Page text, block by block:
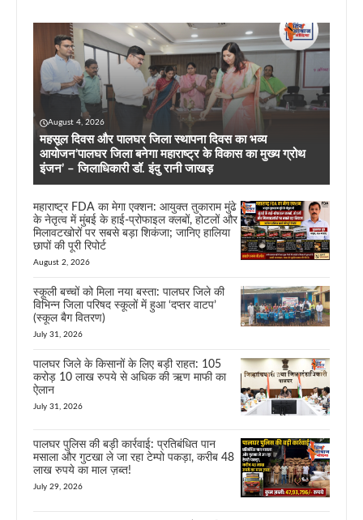
August 4, 2026
महसूल दिवस और पालघर जिला स्थापना दिवस का भव्य
आयोजन’पालघर जिला बनेगा महाराष्ट्र के विकास का मुख्य ग्रोथ
इंजन’ – जिलाधिकारी डॉ. इंदु रानी जाखड़
महाराष्ट्र FDA का मेगा एक्शन: आयुक्त तुकाराम मुंढे
के नेतृत्व में मुंबई के हाई-प्रोफाइल क्लबों, होटलों और
मिलावटखोरों पर सबसे बड़ा शिकंजा; जानिए हालिया
छापों की पूरी रिपोर्ट
August 2, 2026
स्कूली बच्चों को मिला नया बस्ता: पालघर जिले की
विभिन्न जिला परिषद स्कूलों में हुआ ‘दप्तर वाटप’
(स्कूल बैग वितरण)
July 31, 2026
पालघर जिले के किसानों के लिए बड़ी राहत: 105
करोड़ 10 लाख रुपये से अधिक की ऋण माफी का
ऐलान
July 31, 2026
पालघर पुलिस की बड़ी कार्रवाई: प्रतिबंधित पान
मसाला और गुटखा ले जा रहा टेम्पो पकड़ा, करीब 48
लाख रुपये का माल ज़ब्त!
July 29, 2026